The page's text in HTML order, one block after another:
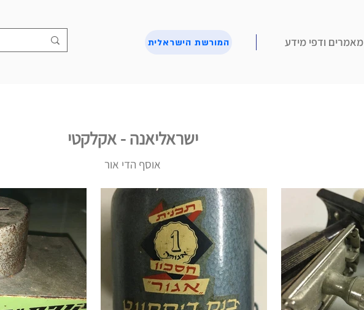
המורשת הישראלית מאמרים ודפי מידע
ישראליאנה - אקלקטי
אוסף הדי אור